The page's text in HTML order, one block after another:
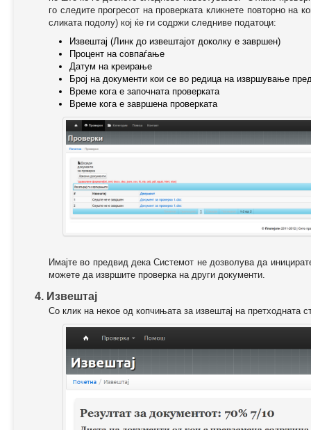
го следите прогресот на проверката кликнете повторно на
сликата подолу) кој ќе ги содржи следниве податоци:
Извештај (Линк до извештајот доколку е завршен)
Процент на совпаѓање
Датум на креирање
Број на документи кои се во редица на извршување
Време кога е започната проверката
Време кога е завршена проверката
Имајте во предвид дека Системот не дозволува да
можете да извршите проверка на други документи.
4. Извештај
Со клик на некое од копчињата за извештај на претходната